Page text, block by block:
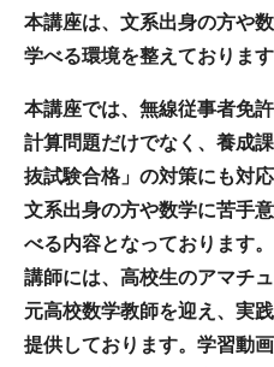
本講座は、文系出身の方や
学べる環境を整えております
本講座では、無線従事者免
計算問題だけでなく、養成
抜試験合格」の対策にも対応
文系出身の方や数学に苦手
べる内容となっております。
講師には、高校生のアマチ
元高校数学教師を迎え、実
提供しております。学習動